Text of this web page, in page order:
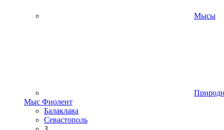
Мысы
Мыс Фиолент
Балаклава
Севастополь